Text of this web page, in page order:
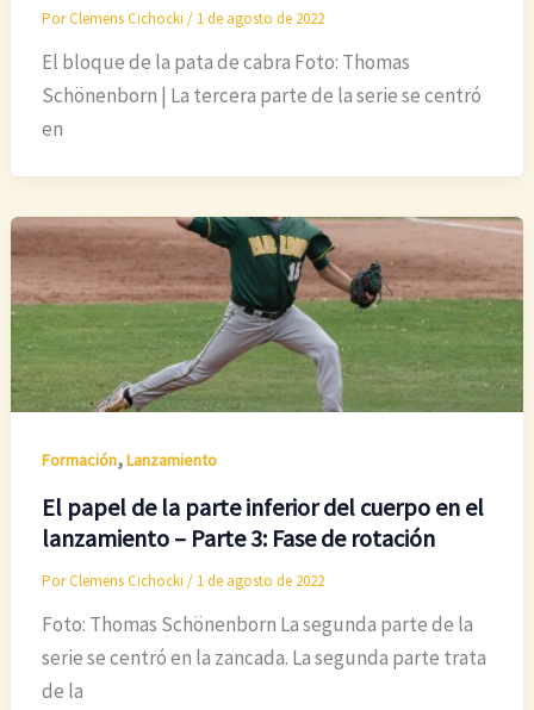
PorClemens Cichocki / 1 de agosto de 2022
El bloque de la pata de cabra Foto: Thomas
Schönenborn | La tercera parte de la serie se centró
en
Formación,Lanzamiento
El papel de la parte inferior del cuerpo en el
lanzamiento – Parte 3: Fase de rotación
PorClemens Cichocki / 1 de agosto de 2022
Foto: Thomas Schönenborn La segunda parte de la
serie se centró en la zancada. La segunda parte trata
de la